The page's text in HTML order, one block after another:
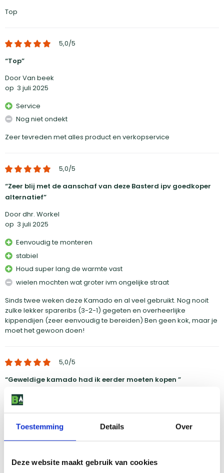
Toestemming Details Over
Deze website maakt gebruik van cookies
Top
5,0/5
Top
Door Van beek
op 3 juli 2025
Service
Nog niet ondekt
Zeer tevreden met alles product en verkopservice
5,0/5
Zeer blij met de aanschaf van deze Basterd ipv goedkoper
alternatief
Door dhr. Workel
op 3 juli 2025
Eenvoudig te monteren
stabiel
Houd super lang de warmte vast
wielen mochten wat groter ivm ongelijke straat
Sinds twee weken deze Kamado en al veel gebruikt. Nog nooit
zulke lekker spareribs (3-2-1) gegeten en overheerlijke
kippendijen (zeer eenvoudig te bereiden) Ben geen kok, maar je
moet het gewoon doen!
5,0/5
Geweldige kamado had ik eerder moeten kopen
Door Cees Wesseling
op24 mei 2024
Mooi afgewerkt
Makkelijk scharnierende deksel
Nog niets gevonden